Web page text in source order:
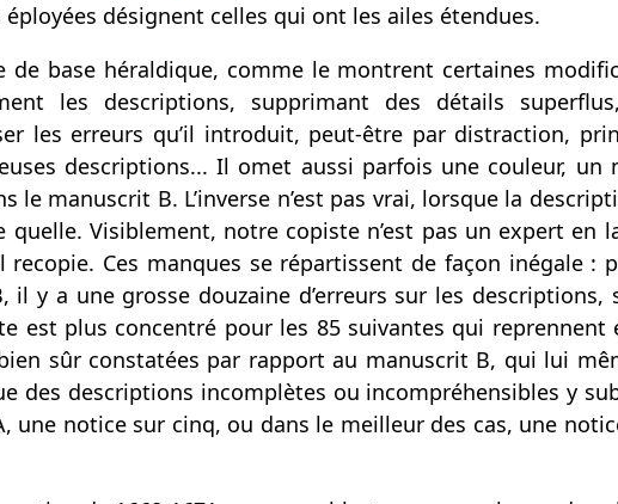
désignent celles qui ont les ailes étendues.
base héraldique, comme le montrent certaines
les descriptions, supprimant des détails
les erreurs qu’il introduit, peut-être par distraction,
descriptions... Il omet aussi parfois une couleur, un
manuscrit B. L’inverse n’est pas vrai, lorsque la
Visiblement, notre copiste n’est pas un expert en
recopie. Ces manques se répartissent de façon inégale :
y a une grosse douzaine d’erreurs sur les descriptions,
est plus concentré pour les 85 suivantes qui reprennent
sûr constatées par rapport au manuscrit B, qui lui
des descriptions incomplètes ou incompréhensibles y
une notice sur cinq, ou dans le meilleur des cas, une